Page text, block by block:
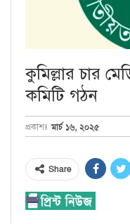
কুমিল্লার চার
কমিটি গঠন
প্রকাশঃ মার্চ ১৬, ২০২৫
Share